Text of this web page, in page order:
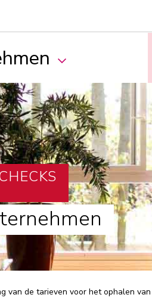
van de tarieven voor het ophalen